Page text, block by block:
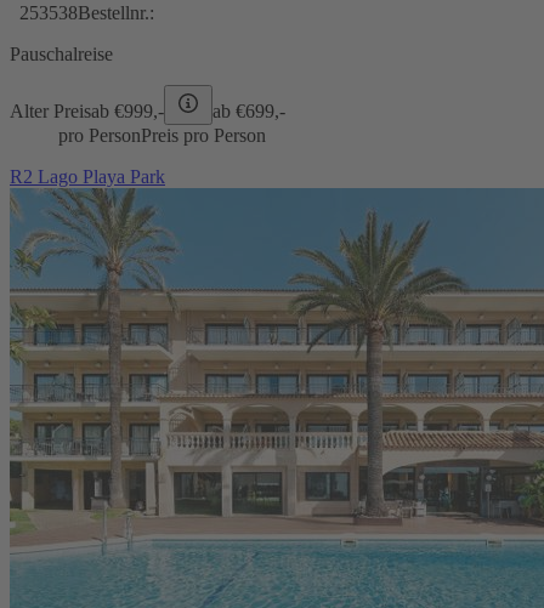
253538Bestellnr.:
Pauschalreise
Alter Preisab €999,- ab €699,-
pro PersonPreis pro Person
R2 Lago Playa Park